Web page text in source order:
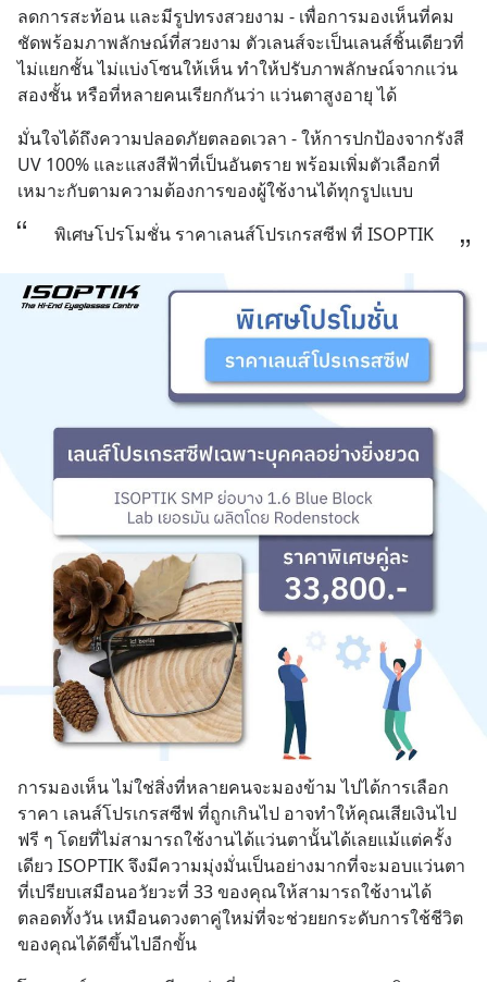
ลดการสะท้อน และมีรูปทรงสวยงาม - เพื่อการมองเห็นที่คม
ชัดพร้อมภาพลักษณ์ที่สวยงาม ตัวเลนส์จะเป็นเลนส์ชิ้นเดียวที่
ไม่แยกชั้น ไม่แบ่งโซนให้เห็น ทำให้ปรับภาพลักษณ์จากแว่น
สองชั้น หรือที่หลายคนเรียกกันว่า แว่นตาสูงอายุ ได้
มั่นใจได้ถึงความปลอดภัยตลอดเวลา - ให้การปกป้องจากรังสี
UV 100% และแสงสีฟ้าที่เป็นอันตราย พร้อมเพิ่มตัวเลือกที่
เหมาะกับตามความต้องการของผู้ใช้งานได้ทุกรูปแบบ
พิเศษโปรโมชั่น ราคาเลนส์โปรเกรสซีฟ ที่ ISOPTIK
การมองเห็น ไม่ใช่สิ่งที่หลายคนจะมองข้าม ไปได้การเลือก
ราคา เลนส์โปรเกรสซีฟ ที่ถูกเกินไป อาจทำให้คุณเสียเงินไป
ฟรี ๆ โดยที่ไม่สามารถใช้งานได้แว่นตานั้นได้เลยแม้แต่ครั้ง
เดียว ISOPTIK จึงมีความมุ่งมั่นเป็นอย่างมากที่จะมอบแว่นตา
ที่เปรียบเสมือนอวัยวะที่ 33 ของคุณให้สามารถใช้งานได้
ตลอดทั้งวัน เหมือนดวงตาคู่ใหม่ที่จะช่วยยกระดับการใช้ชีวิต
ของคุณได้ดีขึ้นไปอีกขั้น